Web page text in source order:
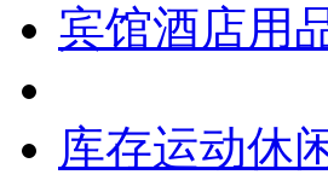
宾馆酒店用
库存运动休